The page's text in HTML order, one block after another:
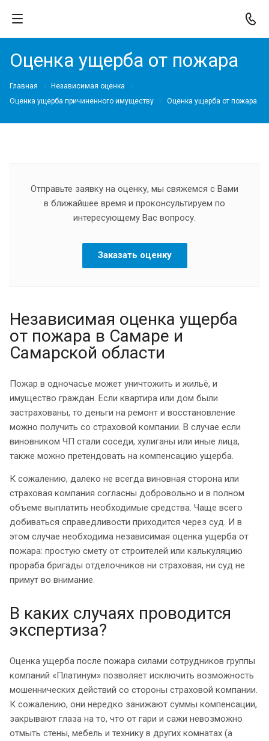
Оценка ущерба от пожара
Главная
Независимая оценка
Оценка ущерба причиненного имуществу
Оценка ущерба от пожара
Отправьте заявку на оценку, мы свяжемся с Вами
в ближайшее время и проконсультируем по
интересующему Вас вопросу.
Заказать оценку
Независимая оценка ущерба
от пожара в Самаре и
Самарской области
Пожар в одночасье может уничтожить и жильё, и
имущество граждан. Если квартира или дом были
застрахованы, то деньги на ремонт и восстановление
можно получить со страховой компании. В случае если
виновником ЧП стали соседи, хулиганы или иные лица,
также можно претендовать на компенсацию ущерба.
К сожалению, далеко не всегда виновная сторона или
страховая компания согласны добровольно и в полном
объеме выплатить необходимые средства. Чаще всего
добиваться справедливости приходится через суд. И в
этом случае необходима независимая оценка ущерба от
пожара: простую смету от строителей или калькуляцию
прораба бригады отделочников ни страховая, ни суд не
примут во внимание.
В каких случаях проводится
экспертиза?
Оценка ущерба после пожара силами сотрудников группы
компаний «Платинум» позволяет исключить возможность
мошеннических действий со стороны страховой компании.
К сожалению, они нередко занижают суммы компенсации,
закрывают глаза на то, что от гари и сажи невозможно
отмыть стены, мебель и технику в других комнатах (а